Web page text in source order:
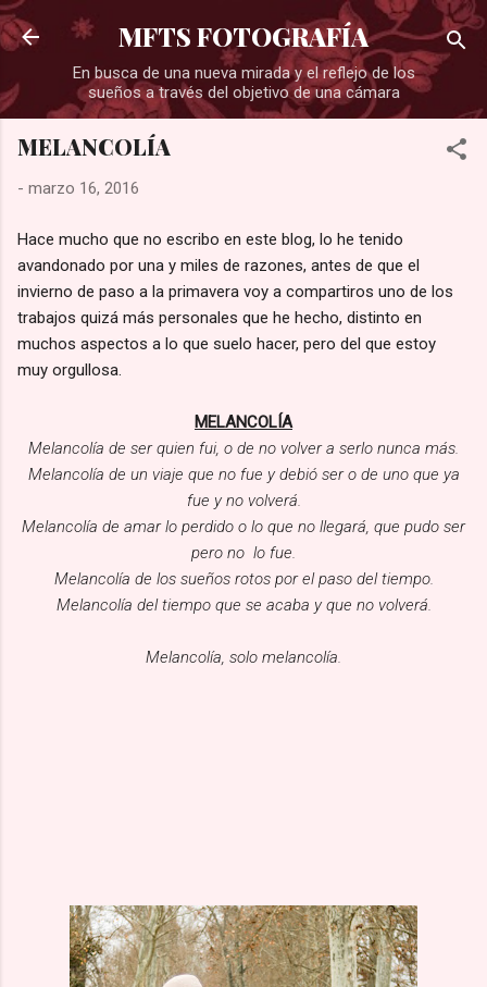
Ir al contenido principal
MFTS FOTOGRAFÍA
En busca de una nueva mirada y el reflejo de los
sueños a través del objetivo de una cámara
MELANCOLÍA
- marzo 16, 2016
Hace mucho que no escribo en este blog, lo he tenido
avandonado por una y miles de razones, antes de que el
invierno de paso a la primavera voy a compartiros uno de los
trabajos quizá más personales que he hecho, distinto en
muchos aspectos a lo que suelo hacer, pero del que estoy
muy orgullosa.
MELANCOLÍA
Melancolía de ser quien fui, o de no volver a serlo nunca más.
Melancolía de un viaje que no fue y debió ser o de uno que ya
fue y no volverá.
Melancolía de amar lo perdido o lo que no llegará, que pudo ser
pero no lo fue.
Melancolía de los sueños rotos por el paso del tiempo.
Melancolía del tiempo que se acaba y que no volverá.
Melancolía, solo melancolía.